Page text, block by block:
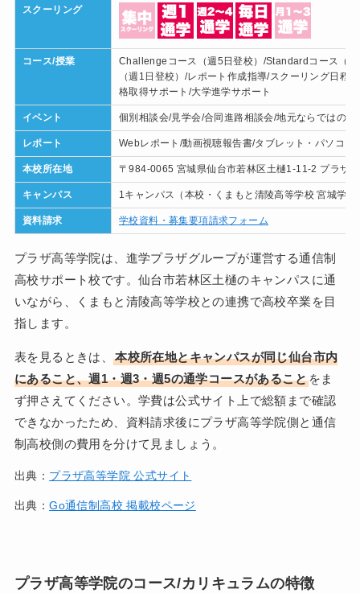
スクーリング
コース/授業
Challengeコース（週5日登校）/Standardコース（
（週1日登校）/レポート作成指導/スクーリング日程
格取得サポート/大学進学サポート
イベント 個別相談会/見学会/合同進路相談会/地元ならではの体
レポート Webレポート/動画視聴報告書/タブレット・パソコン
本校所在地 〒984-0065 宮城県仙台市若林区土樋1-11-2 プラザ･
キャンパス 1キャンパス（本校・くまもと清陵高等学校 宮城学
資料請求 学校資料・募集要項請求フォーム
プラザ高等学院は、進学プラザグループが運営する通信制
高校サポート校です。仙台市若林区土樋のキャンパスに通
いながら、くまもと清陵高等学校との連携で高校卒業を目
指します。
表を見るときは、本校所在地とキャンパスが同じ仙台市内
にあること、週1・週3・週5の通学コースがあること をま
ず押さえてください。学費は公式サイト上で総額まで確認
できなかったため、資料請求後にプラザ高等学院側と通信
制高校側の費用を分けて見ましょう。
出典： プラザ高等学院 公式サイト
出典：Go通信制高校 掲載校ページ
プラザ高等学院のコース/カリキュラムの特徴